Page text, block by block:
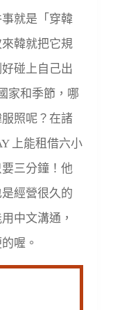
就是「穿韓
韓就把它規
碰上自己出
家和季節，哪
照呢？在諸
上能租借六小
要三分鐘！他
經營很久的
中文溝通，
喔。